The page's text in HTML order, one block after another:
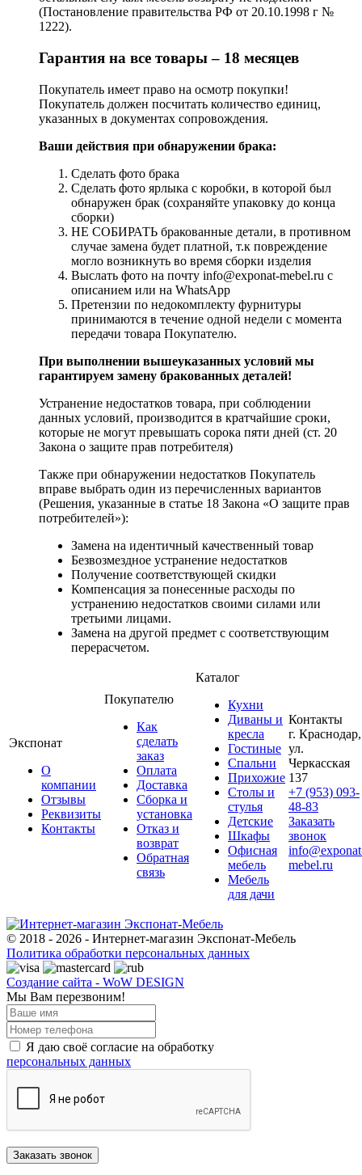
(Постановление правительства РФ от 20.10.1998 г №
1222).
Гарантия на все товары – 18 месяцев
Покупатель имеет право на осмотр покупки!
Покупатель должен посчитать количество единиц,
указанных в документах сопровождения.
Ваши действия при обнаружении брака:
Сделать фото брака
Сделать фото ярлыка с коробки, в которой был
обнаружен брак (сохраняйте упаковку до конца
сборки)
НЕ СОБИРАТЬ бракованные детали, в противном
случае замена будет платной, т.к повреждение
могло возникнуть во время сборки изделия
Выслать фото на почту info@exponat-mebel.ru с
описанием или на WhatsApp
Претензии по недокомплекту фурнитуры
принимаются в течение одной недели с момента
передачи товара Покупателю.
При выполнении вышеуказанных условий мы
гарантируем замену бракованных деталей!
Устранение недостатков товара, при соблюдении
данных условий, производится в кратчайшие сроки,
которые не могут превышать сорока пяти дней (ст. 20
Закона о защите прав потребителя)
Также при обнаружении недостатков Покупатель
вправе выбрать один из перечисленных вариантов
(Решения, указанные в статье 18 Закона «О защите прав
потребителей»):
Замена на идентичный качественный товар
Безвозмездное устранение недостатков
Получение соответствующей скидки
Компенсация за понесенные расходы по
устранению недостатков своими силами или
третьими лицами.
Замена на другой предмет с соответствующим
перерасчетом.
Экспонат
О
компании
Отзывы
Реквизиты
Контакты
Покупателю
Как
сделать
заказ
Оплата
Доставка
Сборка и
установка
Отказ и
возврат
Обратная
связь
Каталог
Кухни
Диваны и
кресла
Гостиные
Спальни
Прихожие
Столы и
стулья
Детские
Шкафы
Офисная
мебель
Мебель
для дачи
Контакты
г. Краснодар,
ул.
Черкасская
137
+7 (953) 093-
48-83
Заказать
звонок
mebel.ru
© 2018 - 2026 - Интернет-магазин Экспонат-Мебель
Политика обработки персональных данных
Создание сайта - WoW DESIGN
Мы Вам перезвоним!
Я даю своё согласие на обработку
персональных данных